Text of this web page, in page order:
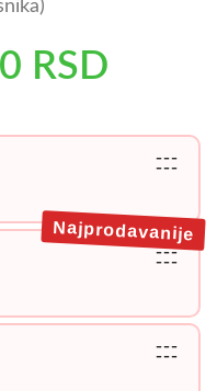
RSD
---
---
---
---
Najprodavanije
---
---